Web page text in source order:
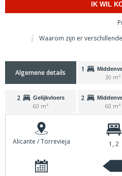
IK WIL
Waarom zijn er
Algemene details 1
30 m²
2 Gelijkvloers
60 m²
2
60 m²
Alicante / Torrevieja 1, 2